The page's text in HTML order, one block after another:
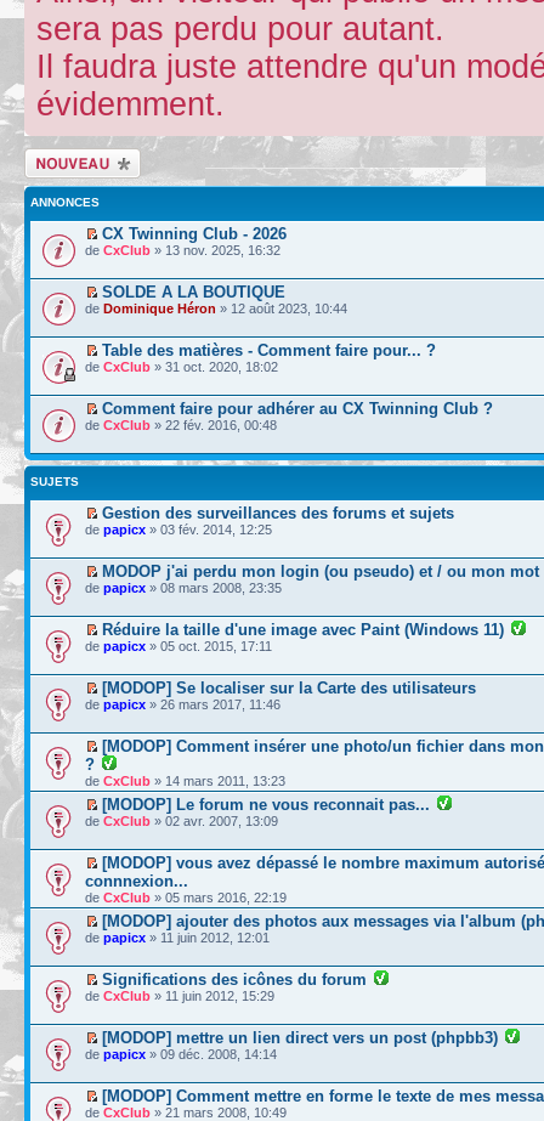
sera pas perdu pour autant.
Il faudra juste attendre qu'un
évidemment.
Écrire un nouveau
sujet
ANNONCES
CX Twinning Club - 2026
de CxClub » 13 nov. 2025, 16:32
SOLDE A LA BOUTIQUE
de Dominique Héron » 12 août 2023, 10:44
Table des matières - Comment faire pour... ?
de CxClub » 31 oct. 2020, 18:02
Comment faire pour adhérer au CX Twinning Club ?
de CxClub » 22 fév. 2016, 00:48
SUJETS
Gestion des surveillances des forums et sujets
de papicx » 03 fév. 2014, 12:25
MODOP j'ai perdu mon login (ou pseudo) et / ou mon mot
de papicx » 08 mars 2008, 23:35
Réduire la taille d'une image avec Paint (Windows 11)
de papicx » 05 oct. 2015, 17:11
[MODOP] Se localiser sur la Carte des utilisateurs
de papicx » 26 mars 2017, 11:46
[MODOP] Comment insérer une photo/un fichier dans
?
de CxClub » 14 mars 2011, 13:23
[MODOP] Le forum ne vous reconnait pas...
de CxClub » 02 avr. 2007, 13:09
[MODOP] vous avez dépassé le nombre maximum
connnexion...
de CxClub » 05 mars 2016, 22:19
[MODOP] ajouter des photos aux messages via l'album
de papicx » 11 juin 2012, 12:01
Significations des icônes du forum
de CxClub » 11 juin 2012, 15:29
[MODOP] mettre un lien direct vers un post (phpbb3)
de papicx » 09 déc. 2008, 14:14
[MODOP] Comment mettre en forme le texte de mes
de CxClub » 21 mars 2008, 10:49